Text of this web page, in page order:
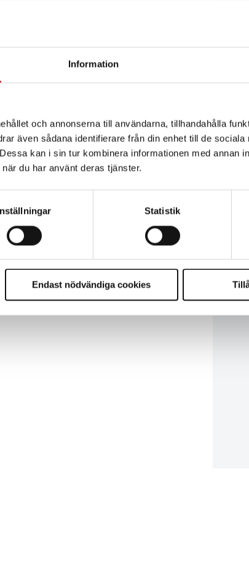
Information
och annonserna till användarna, tillhandahålla
även sådana identifierare från din enhet till de sociala
kan i sin tur kombinera informationen med annan
du har använt deras tjänster.
Statistik
Endast nödvändiga cookies